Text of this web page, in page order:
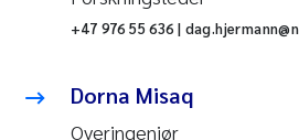
+47 976 55 636 |
Dorna Misaq
Overingeniør